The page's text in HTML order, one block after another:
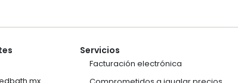
Servicios
Facturación electrónica